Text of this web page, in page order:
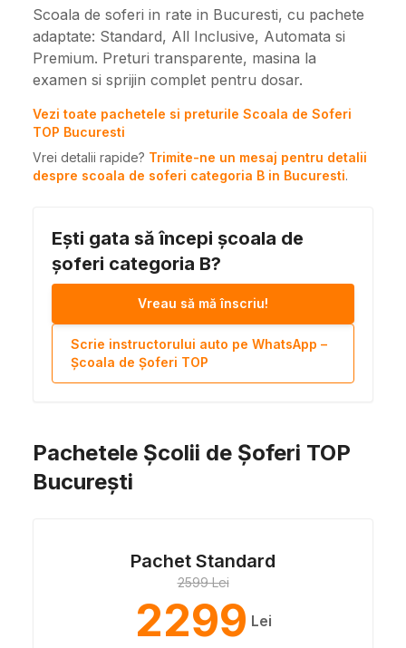
Scoala de soferi in rate in Bucuresti, cu pachete
adaptate: Standard, All Inclusive, Automata si
Premium. Preturi transparente, masina la
examen si sprijin complet pentru dosar.
Vezi toate pachetele si preturile Scoala de Soferi
TOP Bucuresti
Vrei detalii rapide? Trimite-ne un mesaj pentru detalii
despre scoala de soferi categoria B in Bucuresti.
Ești gata să începi școala de
șoferi categoria B?
Vreau să mă înscriu!
Scrie instructorului auto pe WhatsApp –
Școala de Șoferi TOP
Pachetele Școlii de Șoferi TOP
București
Pachet Standard
2599 Lei
2299 Lei